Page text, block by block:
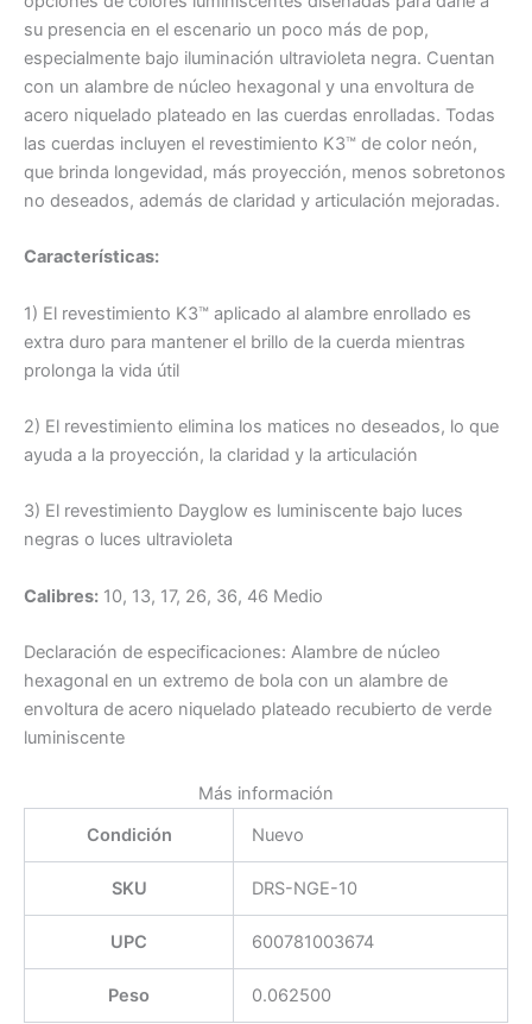
su presencia en el escenario un poco más de pop,
especialmente bajo iluminación ultravioleta negra. Cuentan
con un alambre de núcleo hexagonal y una envoltura de
acero niquelado plateado en las cuerdas enrolladas. Todas
las cuerdas incluyen el revestimiento K3™ de color neón,
que brinda longevidad, más proyección, menos sobretonos
no deseados, además de claridad y articulación mejoradas.
Características:
1) El revestimiento K3™ aplicado al alambre enrollado es
extra duro para mantener el brillo de la cuerda mientras
prolonga la vida útil
2) El revestimiento elimina los matices no deseados, lo que
ayuda a la proyección, la claridad y la articulación
3) El revestimiento Dayglow es luminiscente bajo luces
negras o luces ultravioleta
Calibres: 10, 13, 17, 26, 36, 46 Medio
Declaración de especificaciones: Alambre de núcleo
hexagonal en un extremo de bola con un alambre de
envoltura de acero niquelado plateado recubierto de verde
luminiscente
Más información
Condición
Nuevo
SKU DRS-NGE-10
UPC 600781003674
Peso 0.062500